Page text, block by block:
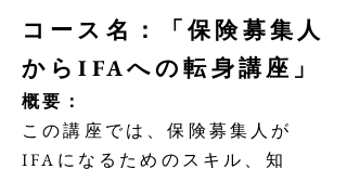
コース名：「保険募集人
からIFAへの転身講座」
概要：
この講座では、保険募集人が
IFAになるためのスキル、知